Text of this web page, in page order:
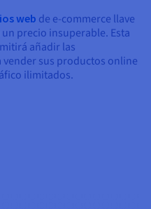
web de e-commerce llave
precio insuperable. Esta
añadir las
sus productos online
ilimitados.